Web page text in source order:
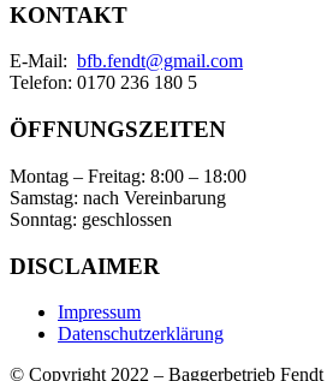
KONTAKT
E-Mail: bfb.fendt@gmail.com
Telefon: 0170 236 180 5
ÖFFNUNGSZEITEN
Montag – Freitag: 8:00 – 18:00
Samstag: nach Vereinbarung
Sonntag: geschlossen
DISCLAIMER
Impressum
Datenschutzerklärung
© Copyright 2022 – Baggerbetrieb Fendt